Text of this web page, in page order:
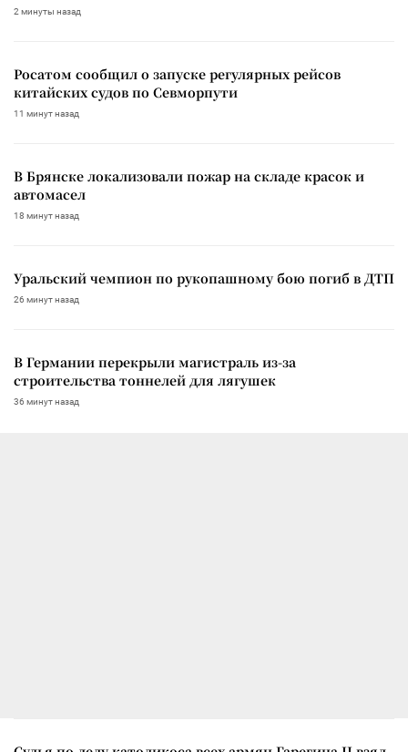
2 минуты назад
Росатом сообщил о запуске регулярных рейсов
китайских судов по Севморпути
11 минут назад
В Брянске локализовали пожар на складе красок и
автомасел
18 минут назад
Уральский чемпион по рукопашному бою погиб в ДТП
26 минут назад
В Германии перекрыли магистраль из-за
строительства тоннелей для лягушек
36 минут назад